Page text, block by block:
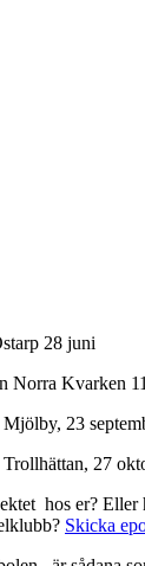
28 juni
Norra Kvarken
23
27
hos er? Eller
Skicka